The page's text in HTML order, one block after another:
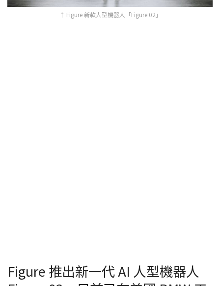
↑ Figure 新款人型機器人「Figure 02」
Figure 推出新一代 AI 人型機器人